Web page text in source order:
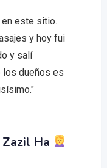
este sitio.
y hoy fui
y salí
los dueños es
Zazil Ha